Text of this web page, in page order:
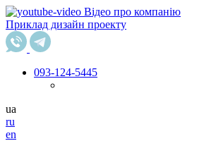
Відео про компанію
Приклад дизайн проекту
093-124-5445
ua
ru
en